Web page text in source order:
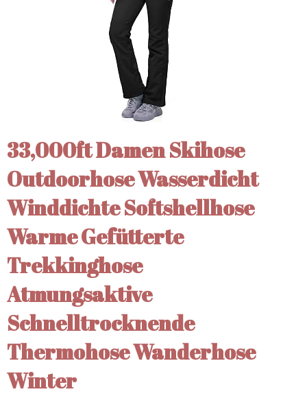
33,000ft Damen Skihose
Outdoorhose Wasserdicht
Winddichte Softshellhose
Warme Gefütterte
Trekkinghose
Atmungsaktive
Schnelltrocknende
Thermohose Wanderhose
Winter